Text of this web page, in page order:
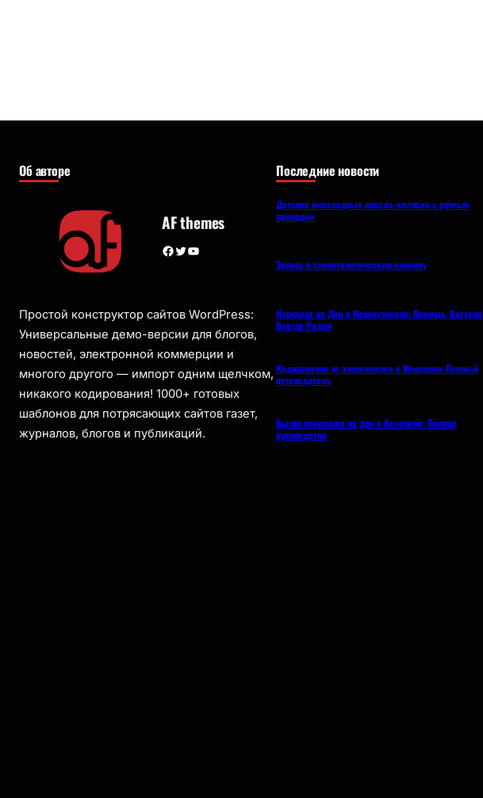
Об авторе
AF themes
Facebook Twitter YouTube
Простой конструктор сайтов WordPress:
Универсальные демо-версии для блогов,
новостей, электронной коммерции и
многого другого — импорт одним щелчком,
никакого кодирования! 1000+ готовых
шаблонов для потрясающих сайтов газет,
журналов, блогов и публикаций.
Последние новости
Детские инвалидные кресла-коляски с ручным
приводом
Запись в стоматологическую клинику
Нарколог на Дом в Новокузнецке: Помощь, Которая
Всегда Рядом
Кодирование от алкоголизма в Кемерово: Полный
путеводитель
Вызов нарколога на дом в Кемерово: Полное
руководство